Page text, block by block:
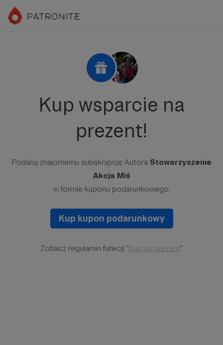
Kup wsparcie na
prezent!
Podaruj znajomemu subskrypcję Autora Stowarzyszenie
Akcja Miś
w formie kuponu podarunkowego.
Kup kupon podarunkowy
Zobacz regulamin funkcji "Kup na prezent"